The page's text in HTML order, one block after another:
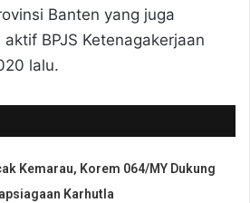
Banten yang juga
BPJS Ketenagakerjaan
lalu.
Kemarau, Korem 064/MY Dukung
Karhutla